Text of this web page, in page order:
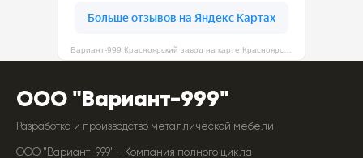
ООО "Вариант-999"
Разработка и производство металлической мебели
ООО "Вариант-999" - Компания полного цикла